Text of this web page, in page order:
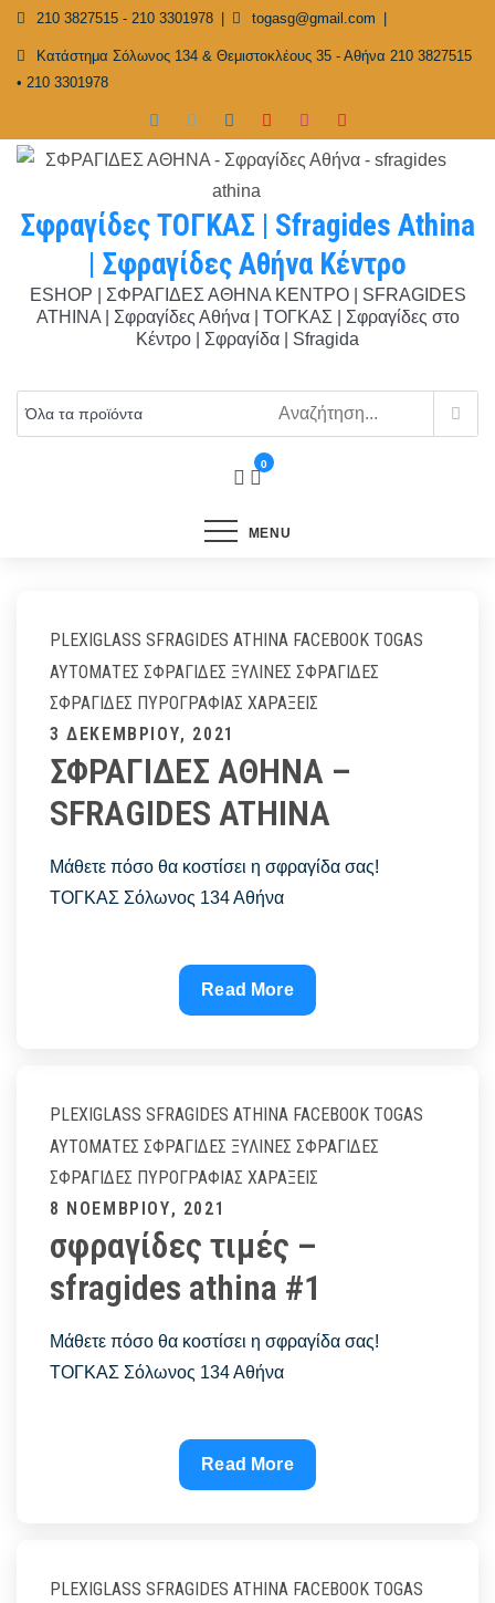
Skip
content
210 3827515 - 210 3301978 togasg@gmail.com
Κατάστημα Σόλωνος 134 & Θεμιστοκλέους 35 - Αθήνα 210 3827515
• 210 3301978
Σφραγίδες ΤΟΓΚΑΣ | Sfragides Athina
| Σφραγίδες Αθήνα Κέντρο
ESHOP | ΣΦΡΑΓΙΔΕΣ ΑΘΗΝΑ ΚΕΝΤΡΟ | SFRAGIDES
ATHINA | Σφραγίδες Αθήνα | ΤΟΓΚΑΣ | Σφραγίδες στο
Κέντρο | Σφραγίδα | Sfragida
0
MENU
PLEXIGLASS SFRAGIDES ATHINA FACEBOOK TOGAS
ΑΥΤΌΜΑΤΕΣ ΣΦΡΑΓΊΔΕΣ ΞΎΛΙΝΕΣ ΣΦΡΑΓΊΔΕΣ
ΣΦΡΑΓΊΔΕΣ ΠΥΡΟΓΡΑΦΊΑΣ ΧΑΡΆΞΕΙΣ
Posted
on
3 ΔΕΚΕΜΒΡΊΟΥ, 2021
ΣΦΡΑΓΙΔΕΣ ΑΘΗΝΑ –
SFRAGIDES ATHINA
Μάθετε πόσο θα κοστίσει η σφραγίδα σας!
ΤΟΓΚΑΣ Σόλωνος 134 Αθήνα
ΣΦΡΑΓΙΔΕΣ
ΑΘΗΝΑ
ATHINA
Read More
PLEXIGLASS SFRAGIDES ATHINA FACEBOOK TOGAS
ΑΥΤΌΜΑΤΕΣ ΣΦΡΑΓΊΔΕΣ ΞΎΛΙΝΕΣ ΣΦΡΑΓΊΔΕΣ
ΣΦΡΑΓΊΔΕΣ ΠΥΡΟΓΡΑΦΊΑΣ ΧΑΡΆΞΕΙΣ
Posted
on
8 ΝΟΕΜΒΡΊΟΥ, 2021
σφραγίδες τιμές –
sfragides athina #1
Μάθετε πόσο θα κοστίσει η σφραγίδα σας!
ΤΟΓΚΑΣ Σόλωνος 134 Αθήνα
σφραγίδες
τιμές
athina
Read More
PLEXIGLASS SFRAGIDES ATHINA FACEBOOK TOGAS